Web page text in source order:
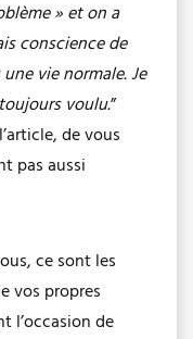
» et on a
conscience de
vie normale. Je
toujours voulu.”
de vous
pas aussi
ce sont les
vos propres
l’occasion de